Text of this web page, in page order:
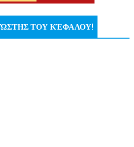
ΤΟΥ ΚΈΦΑΛΟΥ!